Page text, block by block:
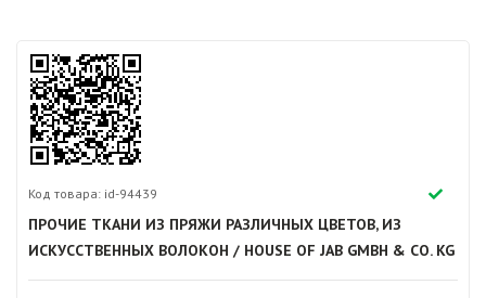
Код товара: id-94439
ПРОЧИЕ ТКАНИ ИЗ ПРЯЖИ РАЗЛИЧНЫХ ЦВЕТОВ, ИЗ
ИСКУССТВЕННЫХ ВОЛОКОН / HOUSE OF JAB GMBH & CO. KG